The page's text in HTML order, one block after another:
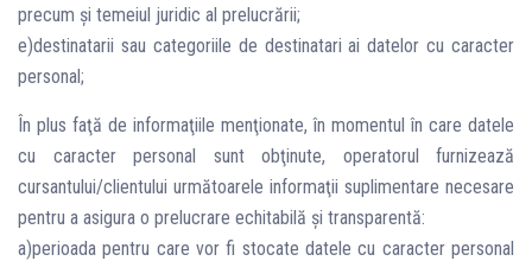
precum şi temeiul juridic al prelucrării;
e)destinatarii sau categoriile de destinatari ai datelor cu caracter
personal;
În plus faţă de informaţiile menţionate, în momentul în care datele
cu caracter personal sunt obţinute, operatorul furnizează
cursantului/clientului următoarele informaţii suplimentare necesare
pentru a asigura o prelucrare echitabilă şi transparentă:
a)perioada pentru care vor fi stocate datele cu caracter personal